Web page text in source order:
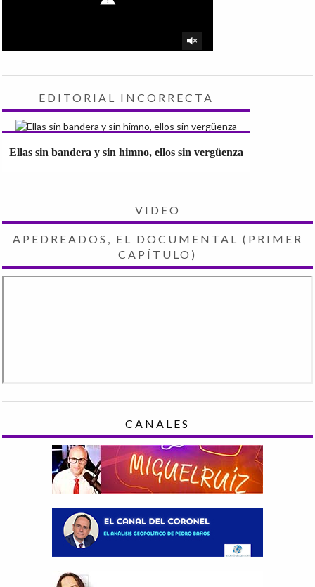
EDITORIAL INCORRECTA
Ellas sin bandera y sin himno, ellos sin vergüenza
VIDEO
APEDREADOS, EL DOCUMENTAL (PRIMER
CAPÍTULO)
CANALES